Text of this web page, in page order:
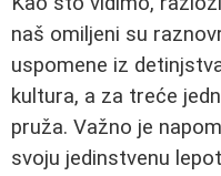
naš omiljeni su
uspomene iz
kultura, a za treće
pruža. Važno je
svoju jedinstvenu